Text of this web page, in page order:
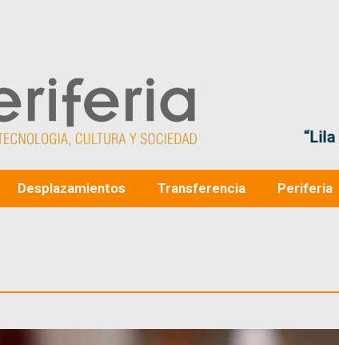
“Lila Lemoine
Desplazamientos Transferencia Periferia